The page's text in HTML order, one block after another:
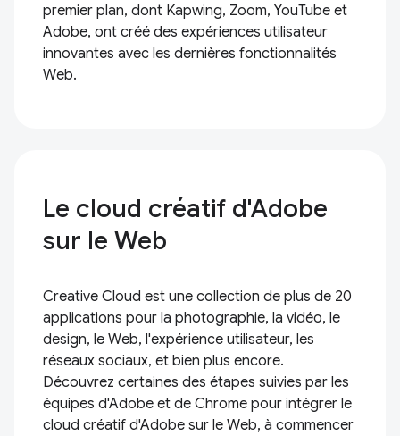
premier plan, dont Kapwing, Zoom, YouTube et
Adobe, ont créé des expériences utilisateur
innovantes avec les dernières fonctionnalités
Web.
Le cloud créatif d'Adobe
sur le Web
Creative Cloud est une collection de plus de 20
applications pour la photographie, la vidéo, le
design, le Web, l'expérience utilisateur, les
réseaux sociaux, et bien plus encore.
Découvrez certaines des étapes suivies par les
équipes d'Adobe et de Chrome pour intégrer le
cloud créatif d'Adobe sur le Web, à commencer